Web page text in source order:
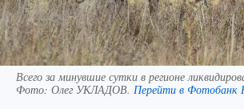
Всего за минувшие сутки в регионе
Фото: Олег УКЛАДОВ. Перейти в Фотобанк